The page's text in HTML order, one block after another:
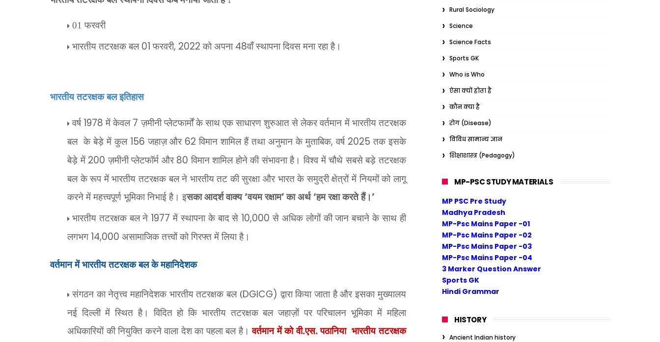
01 फरवरी
भारतीय तटरक्षक बल 01 फरवरी, 2022 को अपना 48वाँ स्थापना दिवस मना रहा है।
भारतीय तटरक्षक बल इतिहास
वर्ष 1978में केवल 7 ज़मीनी प्लेटफार्मों के साथ एक साधारण शुरुआत से लेकर वर्तमान में भारतीय तटरक्षक
बल के बेड़े में कुल 156 जहाज़ और 62विमान शामिल हैं तथा अनुमान के मुताबिक, वर्ष 2025 तक इसके
बेड़े में 200 ज़मीनी प्लेटफॉर्म और 80 विमान शामिल होने की संभावना है। विश्व में चौथे सबसे बड़े तटरक्षक
बल के रूप में भारतीय तटरक्षक बल ने भारतीय तट की सुरक्षा और भारत के समुद्री क्षेत्रों में नियमों को लागू
करने में महत्त्वपूर्ण भूमिका निभाई है। इसका आदर्श वाक्य ‘वयम रक्षाम’का अर्थ ‘हम रक्षा करते हैं। ’
भारतीय तटरक्षक बल ने 1977में स्थापना के बाद से 10,000से अधिक लोगों की जान बचाने के साथ ही
लगभग 14,000 असामाजिक तत्त्वों को गिरफ्त में लिया है।
वर्तमान में भारतीय तटरक्षक बल के महानिदेशक
संगठन का नेतृत्त्व महानिदेशक भारतीय तटरक्षक बल (DGICG) द्वारा किया जाता है और इसका मुख्यालय
नई दिल्ली में स्थित है। विदित हो कि भारतीय तटरक्षक बल जहाज़ों पर परिचालन भूमिका में महिला
अधिकारियों की नियुक्ति करने वाला देश का पहला बल है।वर्तमान मेंको वी.एस. पठानिया भारतीय तटरक्षक
Rural Sociology
Science
Science Facts
Sports GK
Who is Who
ऐसा क्यों होता है
कौन क्या है
रोग (Disease)
विविध सामान्य ज्ञान
शिक्षाशास्त्र (Pedagogy)
MP-PSC STUDY MATERIALS
MP PSC Pre Study
Madhya Pradesh
MP-Psc Mains Paper -01
MP-Psc Mains Paper -02
MP-Psc Mains Paper -03
MP-Psc Mains Paper -04
3 Marker Question Answer
Sports GK
Hindi Grammar
HISTORY
Ancient Indian history